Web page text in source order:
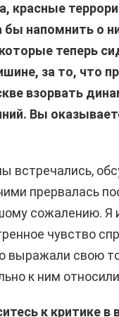
красные
бы напомнить о
теперь
за то, что
взорвать
Вы
встречались,
прервалась
сожалению. Я
чувство
выражали свою
к ним
к критике в